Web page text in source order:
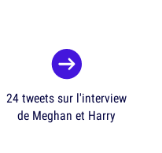
24 tweets sur l'interview
de Meghan et Harry